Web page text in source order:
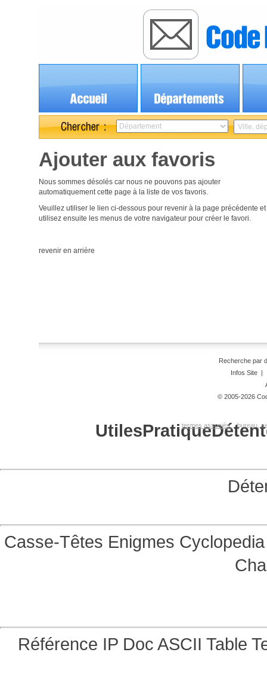
Ajouter aux favoris
Nous sommes désolés car nous ne pouvons pas ajouter
automatiquement cette page à la liste de vos favoris.
Veuillez utiliser le lien ci-dessous pour revenir à la page précédente et
utilisez ensuite les menus de votre navigateur pour créer le favori.
revenir en arrière
Recherche par
Infos Site|
© 2005-2026
termes associés: bureau,
UtilesPratique
Casse-Têtes Enigmes
Référence IP Doc ASCII Table